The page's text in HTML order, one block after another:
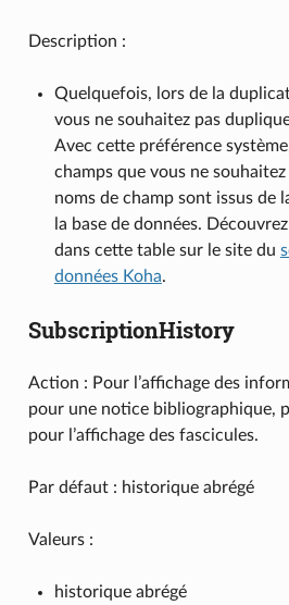
Description :
Quelquefois, lors de la
vous ne souhaitez pas
Avec cette préférence
champs que vous ne
noms de champ sont issus de
la base de données.
dans cette table sur le site du
données Koha.
SubscriptionHistory
Action : Pour l’affichage des
pour une notice bibliographique,
pour l’affichage des fascicules.
Par défaut : historique abrégé
Valeurs :
historique abrégé